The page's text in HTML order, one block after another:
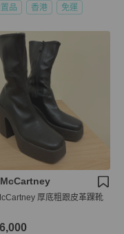
品 香港 免運
厚底粗跟皮革踝靴